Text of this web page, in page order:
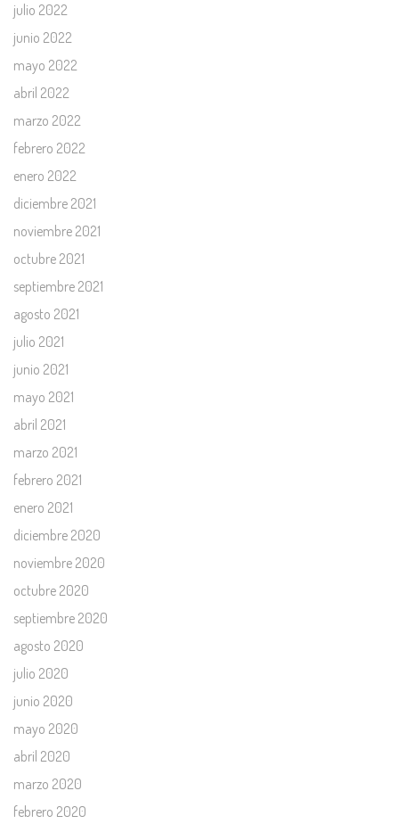
julio 2022
junio 2022
mayo 2022
abril 2022
marzo 2022
febrero 2022
enero 2022
diciembre 2021
noviembre 2021
octubre 2021
septiembre 2021
agosto 2021
julio 2021
junio 2021
mayo 2021
abril 2021
marzo 2021
febrero 2021
enero 2021
diciembre 2020
noviembre 2020
octubre 2020
septiembre 2020
agosto 2020
julio 2020
junio 2020
mayo 2020
abril 2020
marzo 2020
febrero 2020